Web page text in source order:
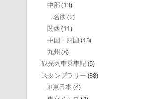
中部 (13)
名鉄 (2)
関西(11)
中国・四国 (13)
九州 (8)
観光列車乗車記(5)
スタンプラリー (38)
JR東日本 (4)